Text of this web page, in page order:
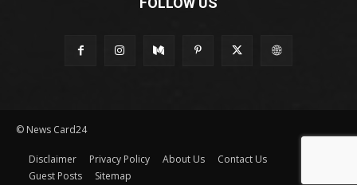
© News Card24
Disclaimer Privacy Policy About Us
Contact Us
Guest Posts
Sitemap